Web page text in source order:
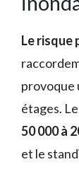
Le risque
provoque
étages.
50 000 à
et le